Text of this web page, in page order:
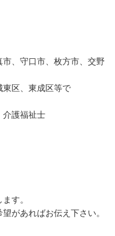
、守口市、枚方市、交野
東区、東成区等で
介護福祉士
す。
があればお伝え下さい。